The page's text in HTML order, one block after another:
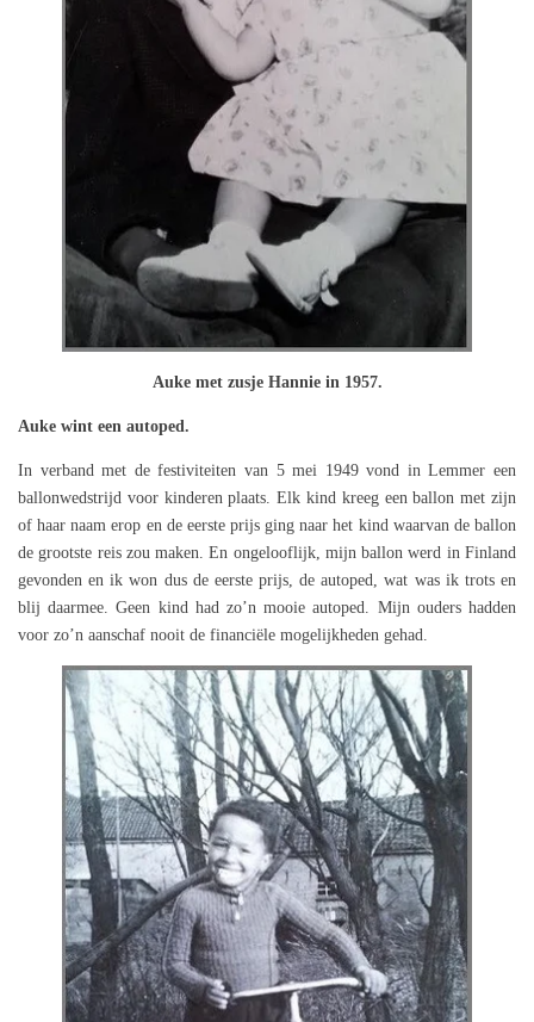
Auke met zusje Hannie in 1957.
Auke wint een autoped.
In verband met de festiviteiten van 5 mei 1949 vond in Lemmer een
ballonwedstrijd voor kinderen plaats. Elk kind kreeg een ballon met zijn
of haar naam erop en de eerste prijs ging naar het kind waarvan de ballon
de grootste reis zou maken. En ongelooflijk, mijn ballon werd in Finland
gevonden en ik won dus de eerste prijs, de autoped, wat was ik trots en
blij daarmee. Geen kind had zo’n mooie autoped. Mijn ouders hadden
voor zo’n aanschaf nooit de financiële mogelijkheden gehad.